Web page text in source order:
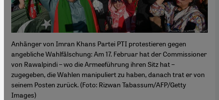
Anhänger von Imran Khans Partei PTI protestieren gegen
angebliche Wahlfälschung: Am 17. Februar hat der Commissioner
von Rawalpindi – wo die Armeeführung ihren Sitz hat –
zugegeben, die Wahlen manipuliert zu haben, danach trat er von
seinem Posten zurück. (Foto: Rizwan Tabassum/AFP/Getty
Images)